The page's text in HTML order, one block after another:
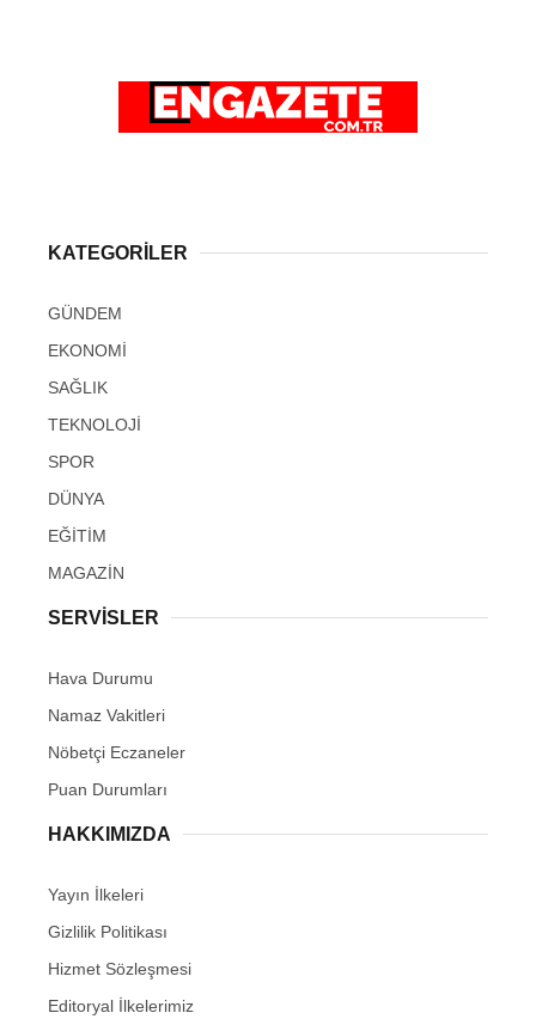
KATEGORİLER
GÜNDEM
EKONOMİ
SAĞLIK
TEKNOLOJİ
SPOR
DÜNYA
EĞİTİM
MAGAZİN
SERVİSLER
Hava Durumu
Namaz Vakitleri
Nöbetçi Eczaneler
Puan Durumları
HAKKIMIZDA
Yayın İlkeleri
Gizlilik Politikası
Hizmet Sözleşmesi
Editoryal İlkelerimiz